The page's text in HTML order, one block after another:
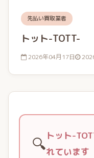
先払い買取業者
トット-TOTT-
2026年04月17日
🔍 トット-
れています